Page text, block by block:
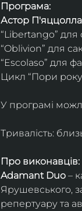
Програма:
Астор
“Libertango” для
“Oblivion” для
“Escolaso” для
Цикл “Пори
У програмі
Тривалість:
Про виконавців:
Adamant Duo –
Ярушевського,
репертуару та